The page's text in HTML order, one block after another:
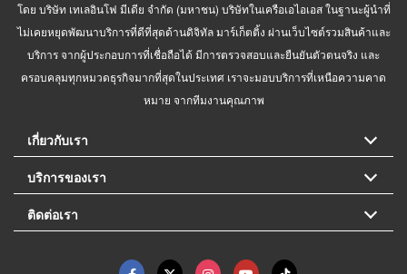
โดย บริษัท เทเลอินโฟ มีเดีย จำกัด (มหาชน) บริษัทในเครือเอไอเอส ในฐานะผู้นำที่
ไม่เคยหยุดพัฒนาบริการที่ดีที่สุดด้านดิจิทัล มาร์เก็ตติ้ง ผ่านเว็บไซต์รวมสินค้าและ
บริการ จากผู้ประกอบการที่เชื่อถือได้ มีการตรวจสอบและยืนยันตัวตนจริง และ
ครอบคลุมทุกหมวดธุรกิจมากที่สุดในประเทศ เราจะมอบบริการที่เหนือความคาด
หมาย จากทีมงานคุณภาพ
เกี่ยวกับเรา
บริการของเรา
ติดต่อเรา